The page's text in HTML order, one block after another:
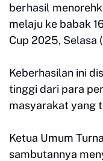
berhasil
melaju ke babak
Cup 2025, Selasa
Keberhasilan ini
tinggi dari para
masyarakat yang
Ketua Umum
sambutannya